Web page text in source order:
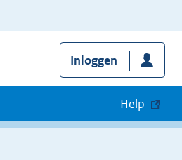
Inloggen
Help